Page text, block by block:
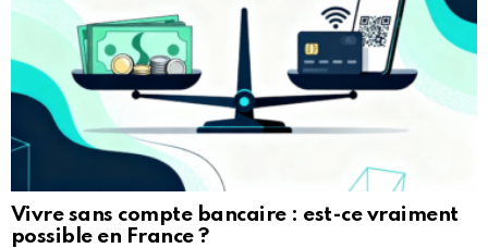
Vivre sans compte bancaire : est-ce vraiment
possible en France ?